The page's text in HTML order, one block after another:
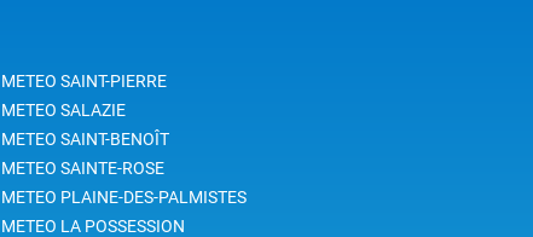
METEO SAINT-PIERRE
METEO SALAZIE
METEO SAINT-BENOÎT
METEO SAINTE-ROSE
METEO PLAINE-DES-PALMISTES
METEO LA POSSESSION